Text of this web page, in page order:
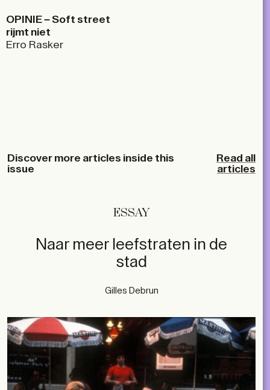
OPINIE –Soft street
rijmt niet
Erro Rasker
Discover more articles inside this
issue
Read all
articles
ESSAY
Naar meer leefstraten in de
stad
Gilles Debrun